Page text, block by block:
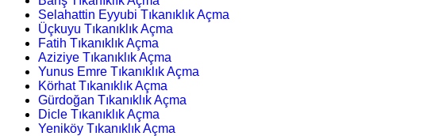
Selahattin Eyyubi Tıkanıklık Açma
Üçkuyu Tıkanıklık Açma
Fatih Tıkanıklık Açma
Aziziye Tıkanıklık Açma
Yunus Emre Tıkanıklık Açma
Körhat Tıkanıklık Açma
Gürdoğan Tıkanıklık Açma
Dicle Tıkanıklık Açma
Yeniköy Tıkanıklık Açma